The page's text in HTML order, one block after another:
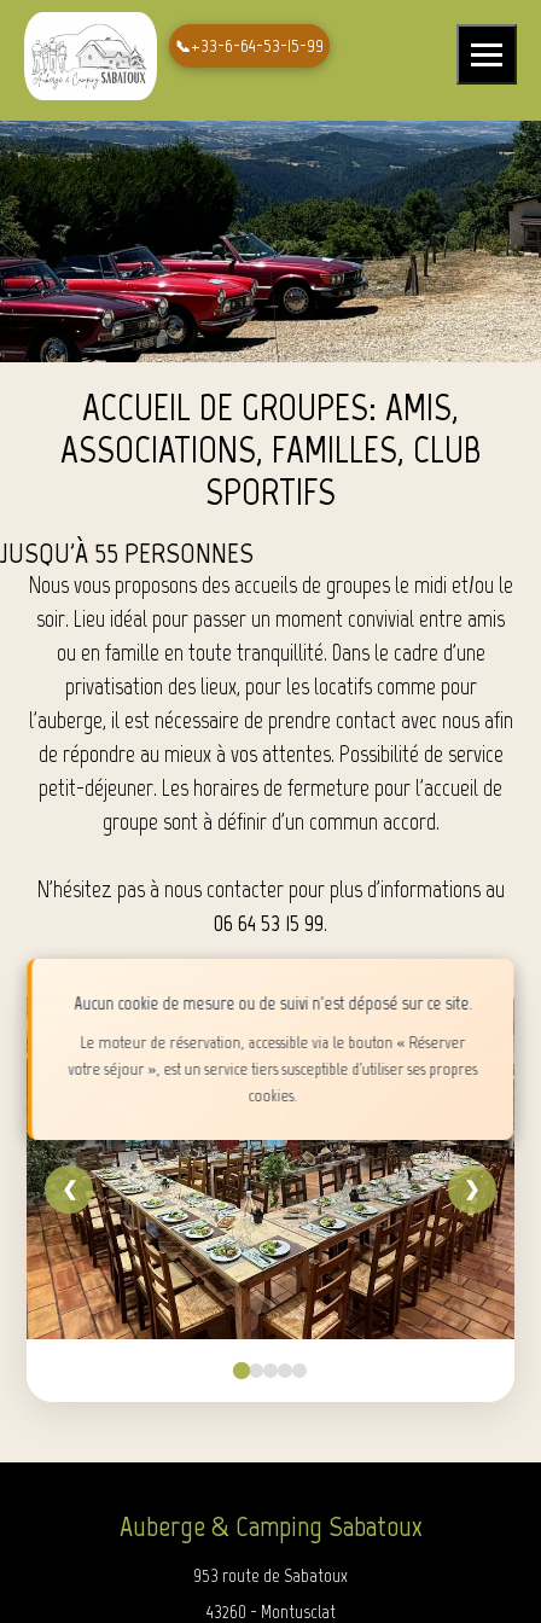
Aucun cookie de mesure ou de suivi n'est déposé sur ce site.
Le moteur de réservation, accessible via le bouton « Réserver
votre séjour », est un service tiers susceptible d'utiliser ses propres
cookies.
Ouvrir le
+33-6-64-53-15-99
ACCUEIL DE GROUPES: AMIS,
ASSOCIATIONS, FAMILLES, CLUB
SPORTIFS
JUSQU'À 55 PERSONNES
Nous vous proposons des accueils de groupes le midi et/ou le
soir. Lieu idéal pour passer un moment convivial entre amis
ou en famille en toute tranquillité. Dans le cadre d'une
privatisation des lieux, pour les locatifs comme pour
l'auberge, il est nécessaire de prendre contact avec nous afin
de répondre au mieux à vos attentes. Possibilité de service
petit-déjeuner. Les horaires de fermeture pour l'accueil de
groupe sont à définir d'un commun accord.
N'hésitez pas à nous contacter pour plus d'informations au
06 64 53 15 99.
❮ ❯
Auberge & Camping Sabatoux
953 route de Sabatoux
43260 - Montusclat